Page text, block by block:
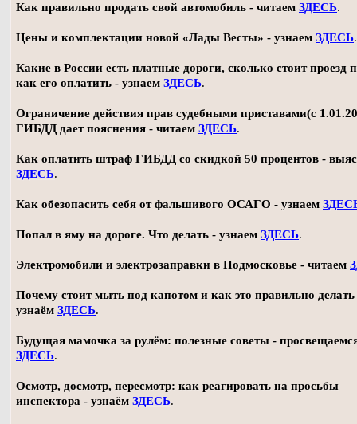
Как правильно продать свой автомобиль - читаем ЗДЕСЬ.
Цены и комплектации новой «Лады Весты» - узнаем ЗДЕСЬ.
Какие в России есть платные дороги, сколько стоит проезд
как его оплатить - узнаем ЗДЕСЬ.
Ограничение действия прав судебными приставами(с
ГИБДД дает пояснения - читаем ЗДЕСЬ.
Как оплатить штраф ГИБДД со скидкой 50 процентов -
ЗДЕСЬ.
Как обезопасить себя от фальшивого ОСАГО - узнаем
Попал в яму на дороге. Что делать - узнаем ЗДЕСЬ.
Электромобили и электрозаправки в Подмосковье - читаем
Почему стоит мыть под капотом и как это правильно делать
узнаём ЗДЕСЬ.
Будущая мамочка за рулём: полезные советы -
ЗДЕСЬ.
Осмотр, досмотр, пересмотр: как реагировать на просьбы
инспектора - узнаём ЗДЕСЬ.